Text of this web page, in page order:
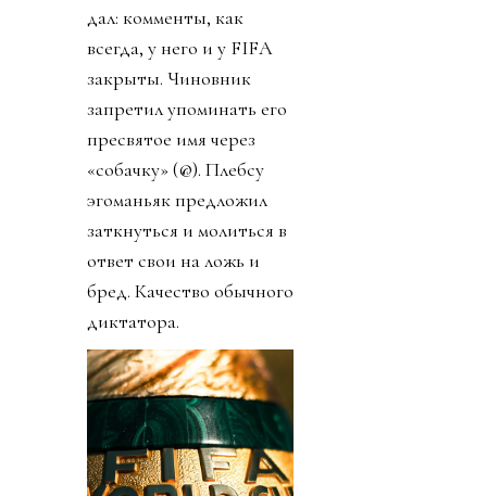
дал: комменты, как
всегда, у него и у FIFA
закрыты. Чиновник
запретил упоминать его
пресвятое имя через
«собачку» (@). Плебсу
эгоманьяк предложил
заткнуться и молиться в
ответ свои на ложь и
бред. Качество обычного
диктатора.